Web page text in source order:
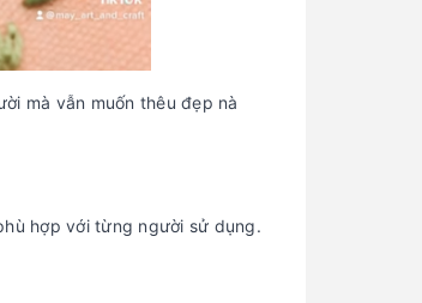
mà vẫn muốn thêu đẹp nà
hợp với từng người sử dụng.